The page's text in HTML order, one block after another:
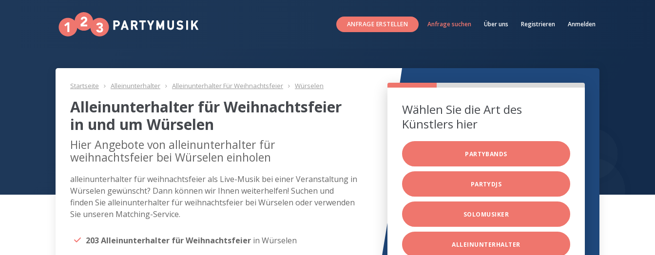
ANFRAGE ERSTELLEN Anfrage suchen Über uns Registrieren Anmelden
Startseite Alleinunterhalter Alleinunterhalter Für Weihnachtsfeier Würselen
Alleinunterhalter für Weihnachtsfeier
in und um Würselen
Hier Angebote von alleinunterhalter für
weihnachtsfeier bei Würselen einholen
alleinunterhalter für weihnachtsfeier als Live-Musik bei einer Veranstaltung in
Würselen gewünscht? Dann können wir Ihnen weiterhelfen! Suchen und
finden Sie alleinunterhalter für weihnachtsfeier bei Würselen oder verwenden
Sie unseren Matching-Service.
203 Alleinunterhalter für Weihnachtsfeier in Würselen
Wählen Sie die Art des
Künstlers hier
PARTYBANDS
PARTYDJS
SOLOMUSIKER
ALLEINUNTERHALTER